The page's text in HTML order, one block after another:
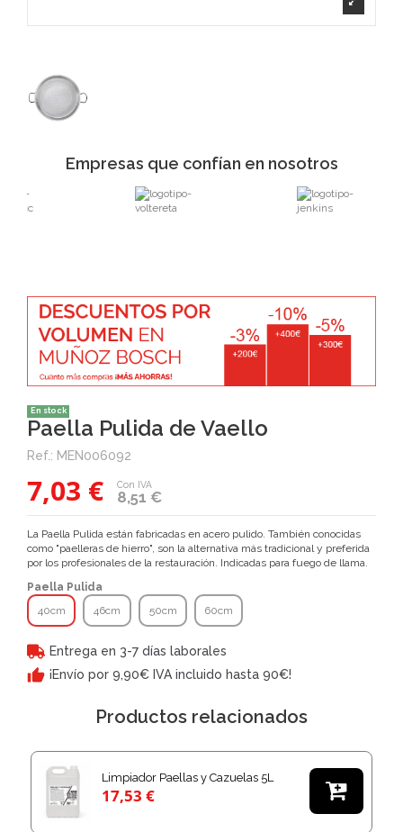
Empresas que confían en nosotros
En stock
Paella Pulida de Vaello
Ref.: MEN006092
7,03 € 8,51 €
Con IVA
La Paella Pulida están fabricadas en acero pulido. También conocidas
como "paelleras de hierro", son la alternativa más tradicional y preferida
por los profesionales de la restauración. Indicadas para fuego de llama.
Paella Pulida
40cm
46cm 50cm 60cm
Entrega en 3-7 días laborales
¡Envío por 9,90€ IVA incluido hasta 90€!
Productos relacionados
Limpiador Paellas y Cazuelas 5L
17,53 € 